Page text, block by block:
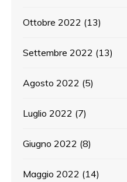
Ottobre 2022 (13)
Settembre 2022 (13)
Agosto 2022 (5)
Luglio 2022 (7)
Giugno 2022 (8)
Maggio 2022 (14)